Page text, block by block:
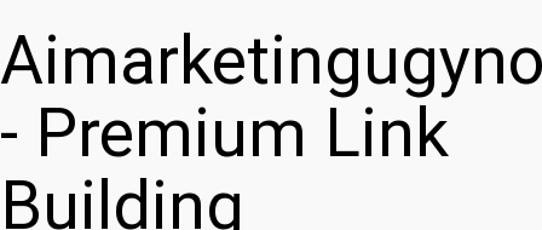
- Premium Link
Building